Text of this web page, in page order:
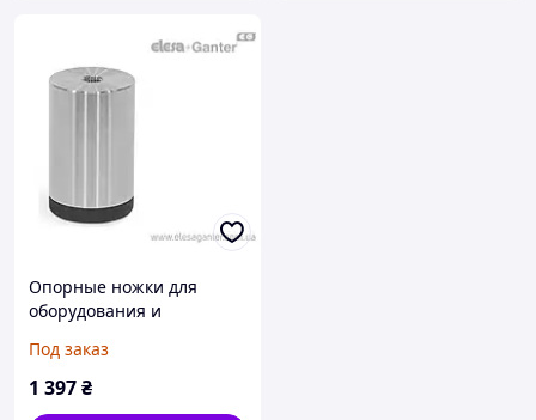
Опорные ножки для
оборудования и
монтаж, закрытые
отверстия GN 440-32-50-
Под заказ
1 397₴